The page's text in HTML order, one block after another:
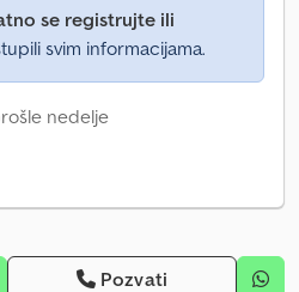
se registrujte ili
svim informacijama.
nedelje
Pozvati